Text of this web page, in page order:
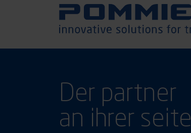
Der partner
an ihrer seite